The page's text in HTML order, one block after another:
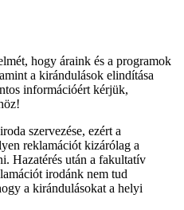
hogy áraink és a programok
a kirándulások elindítása
információért kérjük,
szervezése, ezért a
reklamációt kizárólag a
Hazatérés után a fakultatív
irodánk nem tud
a kirándulásokat a helyi